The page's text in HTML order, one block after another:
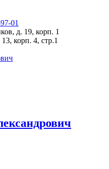
01
д. 19, корп. 1
корп. 4, стр.1